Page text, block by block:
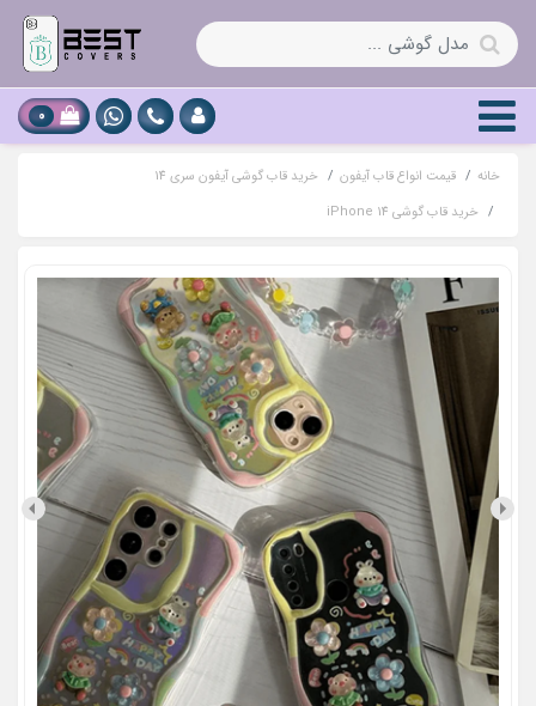
0
خانه قیمت انواع قاب آیفون
خرید قاب گوشی آیفون سری 14
خرید قاب گوشی iPhone 14